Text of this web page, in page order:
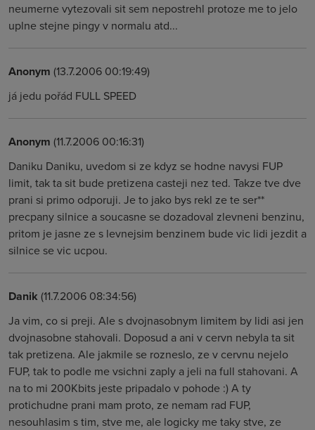
neumerne vytezovali sit sem nepostrehl protoze me to jelo
uplne stejne pingy v normalu atd...
Anonym (13.7.2006 00:19:49)
já jedu pořád FULL SPEED
Anonym (11.7.2006 00:16:31)
Daniku Daniku, uvedom si ze kdyz se hodne navysi FUP
limit, tak ta sit bude pretizena casteji nez ted. Takze tve dve
prani si primo odporuji. Je to jako bys rekl ze te ser**
precpany silnice a soucasne se dozadoval zlevneni benzinu,
pritom je jasne ze s levnejsim benzinem bude vic lidi jezdit a
silnice se vic ucpou.
Danik (11.7.2006 08:34:56)
Ja vim, co si preji. Ale s dvojnasobnym limitem by lidi asi jen
dvojnasobne stahovali. Doposud a ani v cervn nebyla ta sit
tak pretizena. Ale jakmile se rozneslo, ze v cervnu nejelo
FUP, tak to podle me vsichni zaply a jeli na full stahovani. A
na to mi 200Kbits jeste pripadalo v pohode :) A ty
protichudne prani mam proto, ze nemam rad FUP,
nesouhlasim s tim, stve me, ale logicky me taky stve, ze